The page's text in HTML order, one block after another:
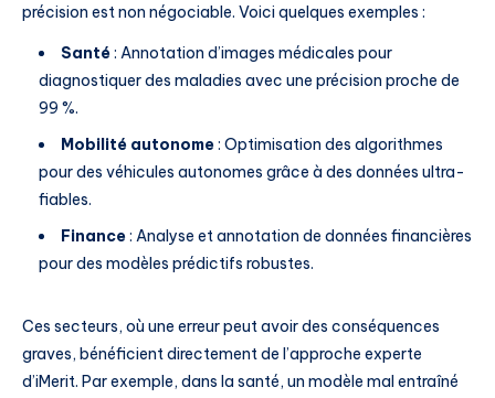
précision est non négociable. Voici quelques exemples :
Santé: Annotation d’images médicales pour
diagnostiquer des maladies avec une précision proche de
99 %.
Mobilité autonome: Optimisation des algorithmes
pour des véhicules autonomes grâce à des données ultra-
fiables.
Finance: Analyse et annotation de données financières
pour des modèles prédictifs robustes.
Ces secteurs, où une erreur peut avoir des conséquences
graves, bénéficient directement de l’approche experte
d’iMerit. Par exemple, dans la santé, un modèle mal entraîné